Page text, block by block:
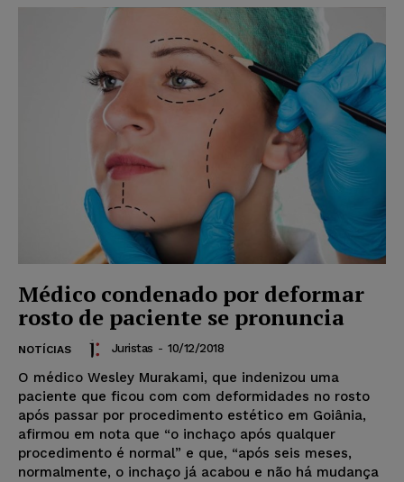
Médico condenado por deformar
rosto de paciente se pronuncia
NOTÍCIAS Juristas - 10/12/2018
O médico Wesley Murakami, que indenizou uma
paciente que ficou com com deformidades no rosto
após passar por procedimento estético em Goiânia,
afirmou em nota que “o inchaço após qualquer
procedimento é normal” e que, “após seis meses,
normalmente, o inchaço já acabou e não há mudança